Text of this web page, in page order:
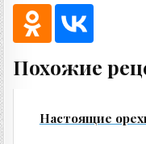
Похожие
Настоящие